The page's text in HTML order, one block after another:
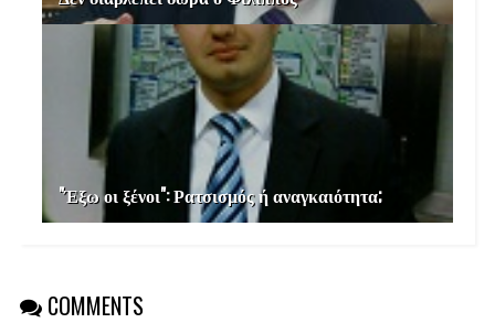
"Έξω οι ξένοι": Ρατσισμός ή αναγκαιότητα;
COMMENTS